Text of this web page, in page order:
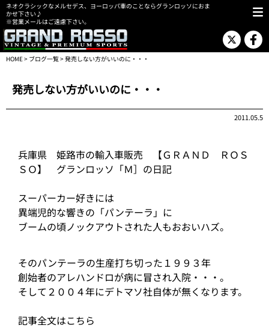
ネオクラシックなメルセデス、ヨーロッパ車のことならグランロッソにおま
かせ下さい♪
※営業メールはご遠慮下さい。
HOME> ブログ一覧> 発売しない方がいいのに・・・
発売しない方がいいのに・・・
2011.05.5
兵庫県 姫路市の輸入車販売 【ＧＲＡＮＤ ＲＯＳ
ＳＯ】 グランロッソ「Ｍ］の日記
スーパーカー好きには
異端児的な響きの「パンテーラ」に
ブームの頃ノックアウトされた人もおおいハズ。
そのパンテーラの生産打ち切った１９９３年
創始者のアレハンドロが病に冒され入院・・・。
そして２００４年にデトマソ社自体が無くなります。
記事全文はこちら